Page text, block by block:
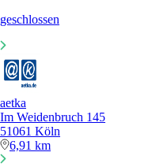
geschlossen
aetka
Im Weidenbruch 145
51061 Köln
6,91 km